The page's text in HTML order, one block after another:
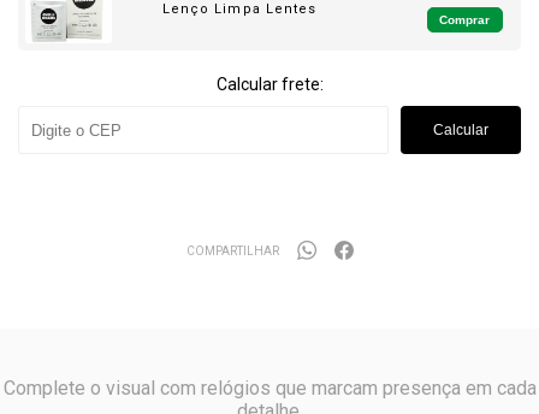
Lenço Limpa Lentes
Comprar
Calcular frete:
Calcular
COMPARTILHAR
Complete o visual com relógios que marcam presença em cada